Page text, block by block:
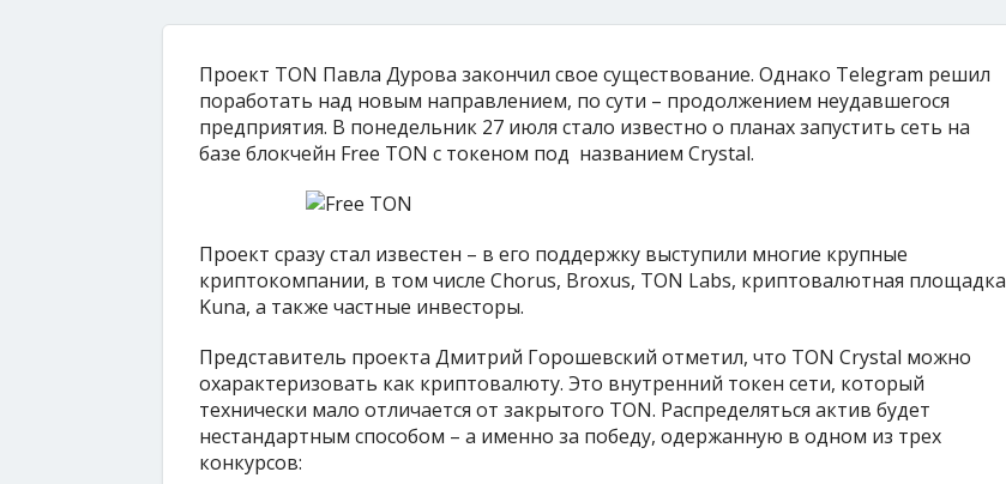
Проект TON Павла Дурова закончил свое существование. Однако Telegram решил
поработать над новым направлением, по сути – продолжением неудавшегося
предприятия. В понедельник 27 июля стало известно о планах запустить сеть на
базе блокчейн Free TON с токеном под названием Crystal.
Проект сразу стал известен – в его поддержку выступили многие крупные
криптокомпании, в том числе Chorus, Broxus, TON Labs, криптовалютная площадка
Kuna, а также частные инвесторы.
Представитель проекта Дмитрий Горошевский отметил, что TON Crystal можно
охарактеризовать как криптовалюту. Это внутренний токен сети, который
технически мало отличается от закрытого TON. Распределяться актив будет
нестандартным способом – а именно за победу, одержанную в одном из трех
конкурсов: